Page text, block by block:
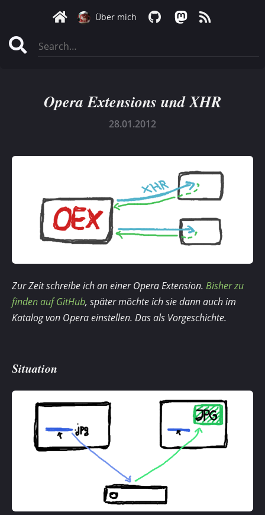
Über mich
Opera Extensions und XHR
28.01.2012
Zur Zeit schreibe ich an einer Opera Extension. Bisher zu
finden auf GitHub, später möchte ich sie dann auch im
Katalog von Opera einstellen. Das als Vorgeschichte.
Situation